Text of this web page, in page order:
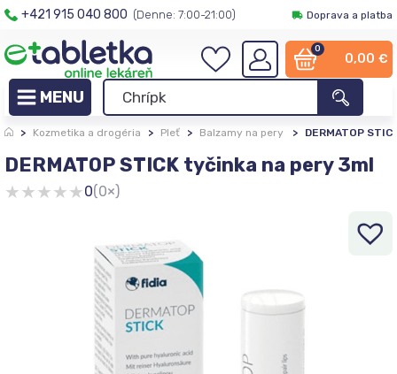
+421 915 040 800 (Denne: 7:00-21:00) Doprava a platba
0
0,00 €
> Kozmetika a drogéria > Pleť > Balzamy na pery > DERMATOP
DERMATOP STICK tyčinka na pery 3ml
★★★★★0(0×)